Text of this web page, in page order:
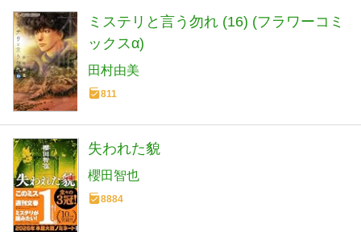
ミステリと言う勿れ (16) (フラワーコミ
ックスα)
田村由美
811
失われた貌
櫻田智也
8884